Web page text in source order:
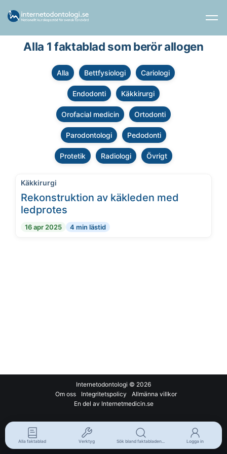
Alla 1 faktablad som berör allogen
Alla Bettfysiologi Cariologi
Endodonti Käkkirurgi
Orofacial medicin Ortodonti
Parodontologi Pedodonti
Protetik Radiologi Övrigt
Käkkirurgi
Rekonstruktion av käkleden med
ledprotes
16 apr 2025 4 min lästid
Internetodontologi © 2026
Om oss
Integritetspolicy
Allmänna villkor
En del av Internetmedicin.se
Alla faktablad Verktyg Sök bland faktabladen... Logga in